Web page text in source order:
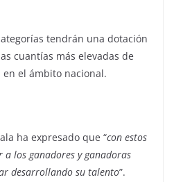
tendrán una dotación
cuantías más elevadas de
el ámbito nacional.
ha expresado que “con estos
los ganadores y ganadoras
desarrollando su talento”.